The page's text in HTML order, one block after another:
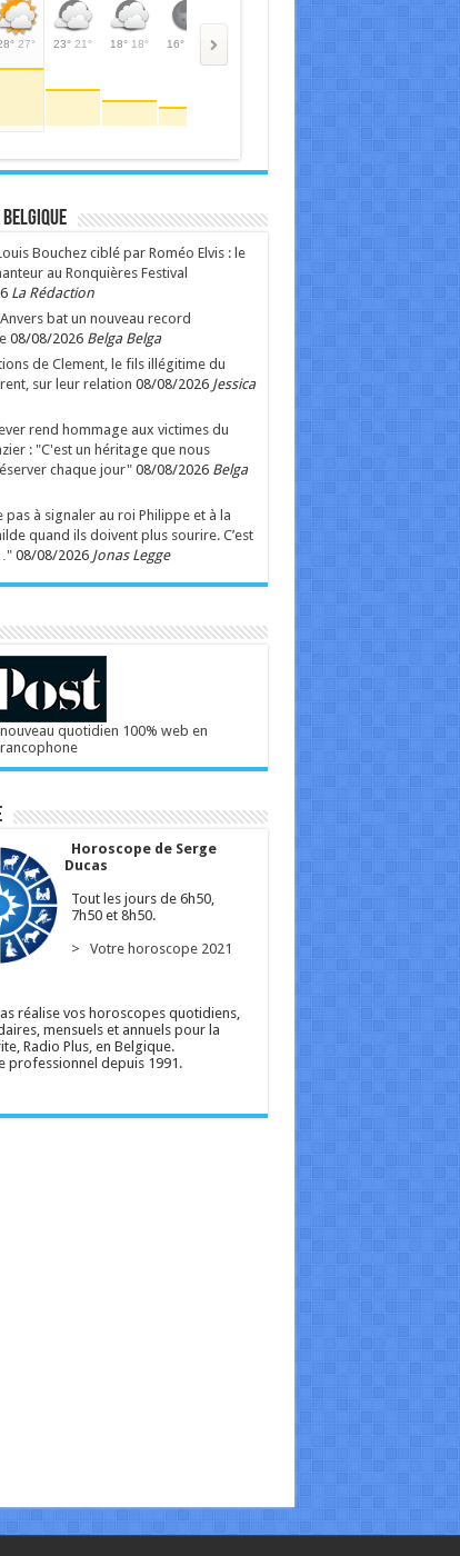
27° 23° 21° 18° 18° 16°
Belgique
Bouchez ciblé par Roméo Elvis : le
au Ronquières Festival
La Rédaction
bat un nouveau record
08/08/2026 Belga Belga
de Clement, le fils illégitime du
sur leur relation 08/08/2026 Jessica
rend hommage aux victimes du
: "C'est un héritage que nous
chaque jour" 08/08/2026 Belga
pas à signaler au roi Philippe et à la
quand ils doivent plus sourire. C’est
08/08/2026 Jonas Legge
quotidien 100% web en
Horoscope de Serge
Ducas
Tout les jours de 6h50,
7h50 et 8h50.
> Votre horoscope 2021
réalise vos horoscopes quotidiens,
mensuels et annuels pour la
Radio Plus, en Belgique.
professionnel depuis 1991.